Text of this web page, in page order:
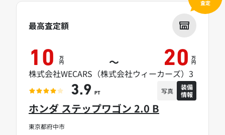
東京都府中市
ホンダ ステップワゴン 2.0 B
最高査定額
10 万
円 ～ 20 万
円
株式会社WECARS（株式会社ウィーカーズ）3
3.9 PT 写真
装備
情報
査定